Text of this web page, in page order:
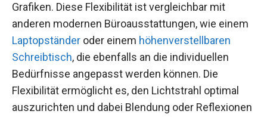
Grafiken. Diese Flexibilität ist vergleichbar mit
anderen modernen Büroausstattungen, wie einem
Laptopständer oder einem höhenverstellbaren
Schreibtisch, die ebenfalls an die individuellen
Bedürfnisse angepasst werden können. Die
Flexibilität ermöglicht es, den Lichtstrahl optimal
auszurichten und dabei Blendung oder Reflexionen